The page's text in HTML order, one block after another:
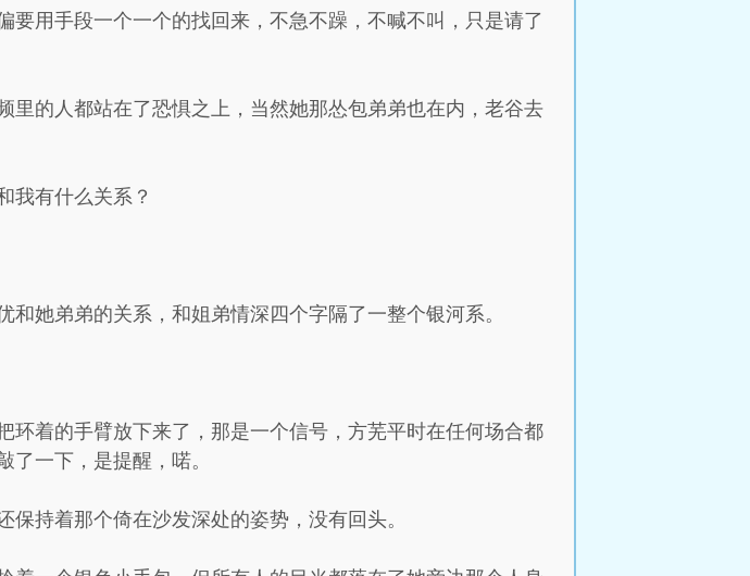
用手段一个一个的找回来，不急不躁，不喊不叫，只是请了
的人都站在了恐惧之上，当然她那怂包弟弟也在内，老谷去
我有什么关系？
她弟弟的关系，和姐弟情深四个字隔了一整个银河系。
着的手臂放下来了，那是一个信号，方芜平时在任何场合都
一下，是提醒，喏。
持着那个倚在沙发深处的姿势，没有回头。